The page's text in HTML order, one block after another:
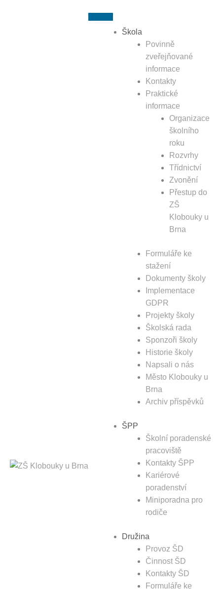
Škola
Povinně
zveřejňované
informace
Kontakty
Praktické
informace
Organizace
školního
roku
Rozvrhy
Třídnictví
Zvonění
Přestup do
ZŠ
Klobouky u
Brna
Formuláře ke
stažení
Dokumenty školy
Implementace
GDPR
Projekty školy
Školská rada
Sponzoři školy
Historie školy
Napsali o nás
Město Klobouky u
Brna
Archiv příspěvků
ŠPP
Školní poradenské
pracoviště
Kontakty ŠPP
Kariérové
poradenství
Miniporadna pro
rodiče
Družina
Provoz ŠD
Činnost ŠD
Kontakty ŠD
Formuláře ke